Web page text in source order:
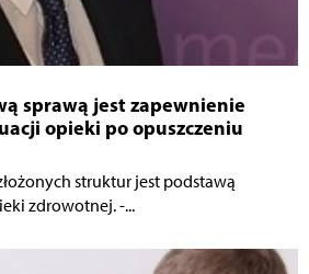
sprawą jest zapewnienie
opieki po opuszczeniu
struktur jest podstawą
zdrowotnej. -...